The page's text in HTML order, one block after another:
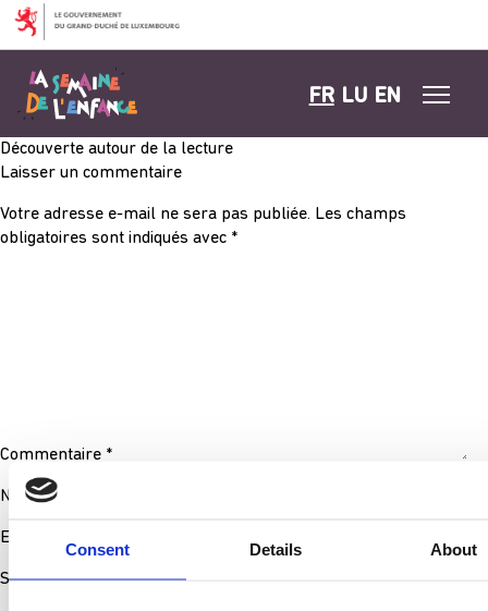
Consent Details About
Aller au contenu
FR LU EN
Découverte autour de la lecture
Laisser un commentaire
Votre adresse e-mail ne sera pas publiée. Les champs
obligatoires sont indiqués avec *
Commentaire *
Nom*
E-mail
Site web